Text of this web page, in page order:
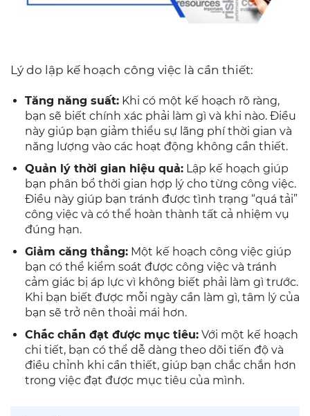
Lý do lập kế hoạch công việc là cần thiết:
Tăng năng suất: Khi có một kế hoạch rõ ràng,
bạn sẽ biết chính xác phải làm gì và khi nào. Điều
này giúp bạn giảm thiểu sự lãng phí thời gian và
năng lượng vào các hoạt động không cần thiết.
Quản lý thời gian hiệu quả: Lập kế hoạch giúp
bạn phân bổ thời gian hợp lý cho từng công việc.
Điều này giúp bạn tránh được tình trạng “quá tải”
công việc và có thể hoàn thành tất cả nhiệm vụ
đúng hạn.
Giảm căng thẳng: Một kế hoạch công việc giúp
bạn có thể kiểm soát được công việc và tránh
cảm giác bị áp lực vì không biết phải làm gì trước.
Khi bạn biết được mỗi ngày cần làm gì, tâm lý của
bạn sẽ trở nên thoải mái hơn.
Chắc chắn đạt được mục tiêu: Với một kế hoạch
chi tiết, bạn có thể dễ dàng theo dõi tiến độ và
điều chỉnh khi cần thiết, giúp bạn chắc chắn hơn
trong việc đạt được mục tiêu của mình.